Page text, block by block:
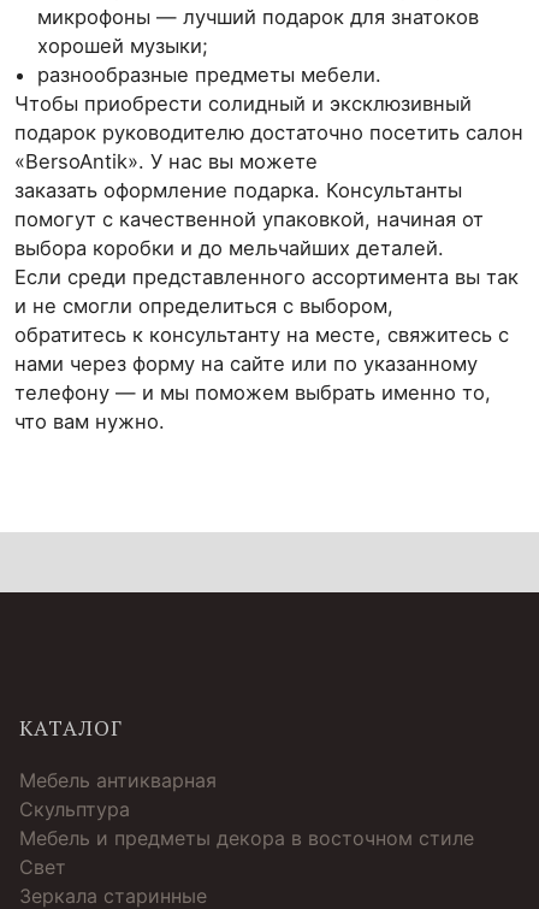
микрофоны — лучший подарок для знатоков
хорошей музыки;
разнообразные предметы мебели.
Чтобы приобрести солидный и эксклюзивный
подарок руководителю достаточно посетить салон
«BersoAntik». У нас вы можете
заказать оформление подарка. Консультанты
помогут с качественной упаковкой, начиная от
выбора коробки и до мельчайших деталей.
Если среди представленного ассортимента вы так
и не смогли определиться с выбором,
обратитесь к консультанту на месте, свяжитесь с
нами через форму на сайте или по указанному
телефону — и мы поможем выбрать именно то,
что вам нужно.
КАТАЛОГ
Мебель антикварная
Скульптура
Мебель и предметы декора в восточном стиле
Свет
Зеркала старинные